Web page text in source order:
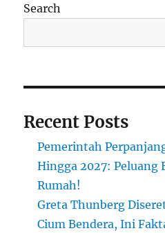
Search
Recent Posts
Pemerintah
Hingga 2027: Peluang
Rumah!
Greta Thunberg
Cium Bendera, Ini